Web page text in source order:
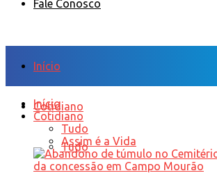
Fale Conosco
Início
Cotidiano
Tudo
Início
Cotidiano
Tudo
Assim é a Vida